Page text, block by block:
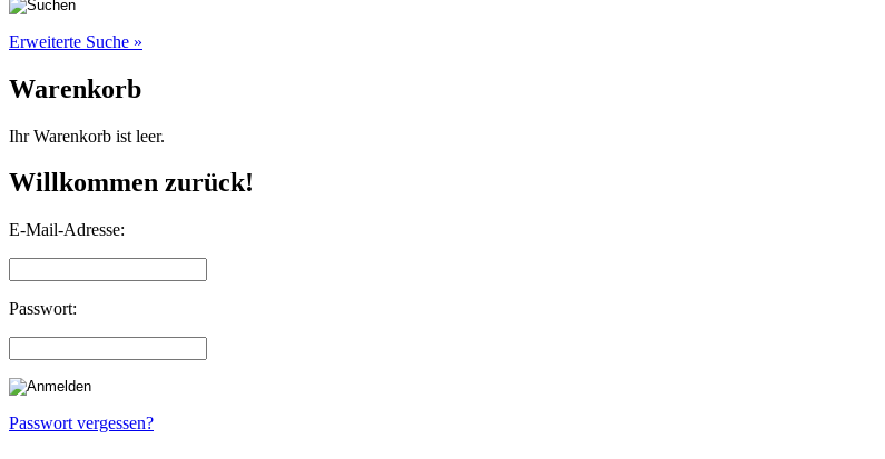
Erweiterte Suche »
Warenkorb
Ihr Warenkorb ist leer.
Willkommen zurück!
E-Mail-Adresse:
Passwort:
Passwort vergessen?